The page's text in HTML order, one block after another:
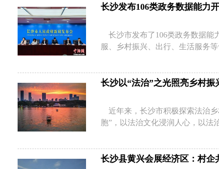
长沙发布106类政务数据能力
长沙市发布了106类政务数据能
服、乡村振兴、出行、生活服务
长沙以“法治”之光照亮乡村振
近年来，长沙市积极探索法治
胞”，以法治文化浸润人心，以法
长沙县黄兴会展经济区：村企